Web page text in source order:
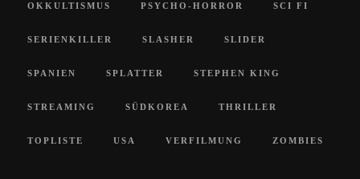
OKKULTISMUS PSYCHO-HORROR SCI FI
SERIENKILLER SLASHER SLIDER
SPANIEN SPLATTER STEPHEN KING
STREAMING SÜDKOREA THRILLER
TOPLISTE USA VERFILMUNG ZOMBIES